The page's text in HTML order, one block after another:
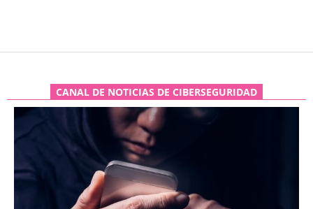
CANAL DE NOTICIAS DE CIBERSEGURIDAD